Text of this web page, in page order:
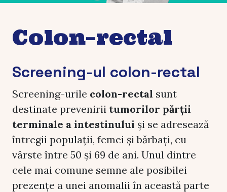
Colon–rectal
Screening-ul colon-rectal
Screening-urile colon-rectal sunt
destinate prevenirii tumorilor părții
terminale a intestinului și se adresează
întregii populații, femei și bărbați, cu
vârste între 50 și 69 de ani. Unul dintre
cele mai comune semne ale posibilei
prezențe a unei anomalii în această parte